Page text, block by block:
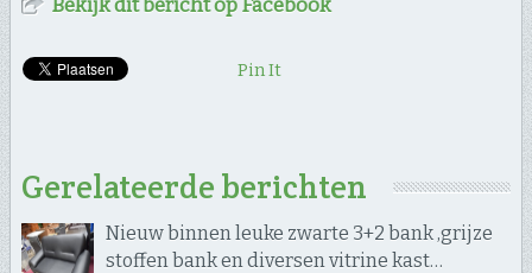
Bekijk dit bericht op Facebook
Pin It
Gerelateerde berichten
Nieuw binnen leuke zwarte 3+2 bank ,grijze
stoffen bank en diversen vitrine kast…